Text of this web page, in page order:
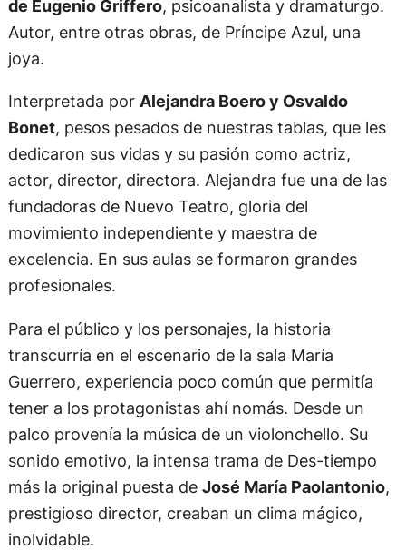
de Eugenio Griffero, psicoanalista y dramaturgo.
Autor, entre otras obras, de Príncipe Azul, una
joya.
Interpretada por Alejandra Boero y Osvaldo
Bonet, pesos pesados de nuestras tablas, que les
dedicaron sus vidas y su pasión como actriz,
actor, director, directora. Alejandra fue una de las
fundadoras de Nuevo Teatro, gloria del
movimiento independiente y maestra de
excelencia. En sus aulas se formaron grandes
profesionales.
Para el público y los personajes, la historia
transcurría en el escenario de la sala María
Guerrero, experiencia poco común que permitía
tener a los protagonistas ahí nomás. Desde un
palco provenía la música de un violonchello. Su
sonido emotivo, la intensa trama de Des-tiempo
más la original puesta de José María Paolantonio,
prestigioso director, creaban un clima mágico,
inolvidable.